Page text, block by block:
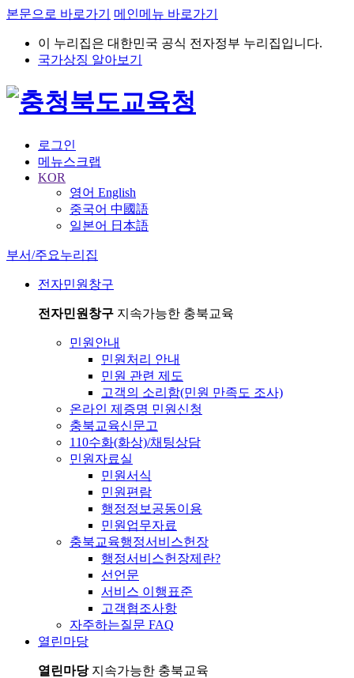
본문으로 바로가기 메인메뉴 바로가기
이 누리집은 대한민국 공식 전자정부 누리집입니다.
국가상징 알아보기
로그인
메뉴스크랩
KOR
영어 English
중국어 中國語
일본어 日本語
부서/주요누리집
전자민원창구
전자민원창구 지속가능한 충북교육
민원안내
민원처리 안내
민원 관련 제도
고객의 소리함(민원 만족도 조사)
온라인 제증명 민원신청
충북교육신문고
110수화(화상)/채팅상담
민원자료실
민원서식
민원편람
행정정보공동이용
민원업무자료
충북교육행정서비스헌장
행정서비스헌장제란?
선언문
서비스 이행표준
고객협조사항
자주하는질문 FAQ
열린마당
열린마당 지속가능한 충북교육